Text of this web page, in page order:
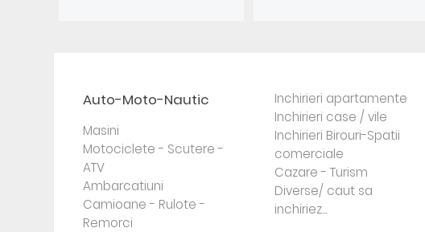
Auto-Moto-Nautic
Masini
Motociclete - Scutere -
ATV
Ambarcatiuni
Camioane - Rulote -
Remorci
Inchirieri apartamente
Inchirieri case / vile
Inchirieri Birouri-Spatii
comerciale
Cazare - Turism
Diverse/ caut sa
inchiriez...